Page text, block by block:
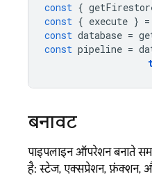
const {
const { execute } =
const database =
const pipeline =
बनावट
पाइपलाइन ऑपरेशन बनाते
है: स्टेज, एक्सप्रेशन, फ़ंक्शन,